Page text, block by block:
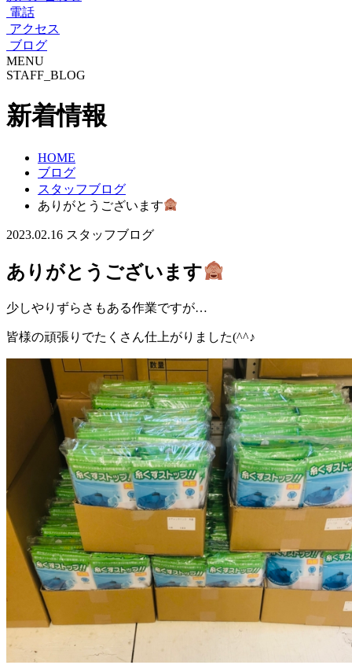
電話
アクセス
ブログ
MENU
STAFF_BLOG
新着情報
HOME
ブログ
スタッフブログ
ありがとうございます
2023.02.16 スタッフブログ
ありがとうございます
少しやりずらさもある作業ですが…
皆様の頑張りでたくさん仕上がりました(^^♪